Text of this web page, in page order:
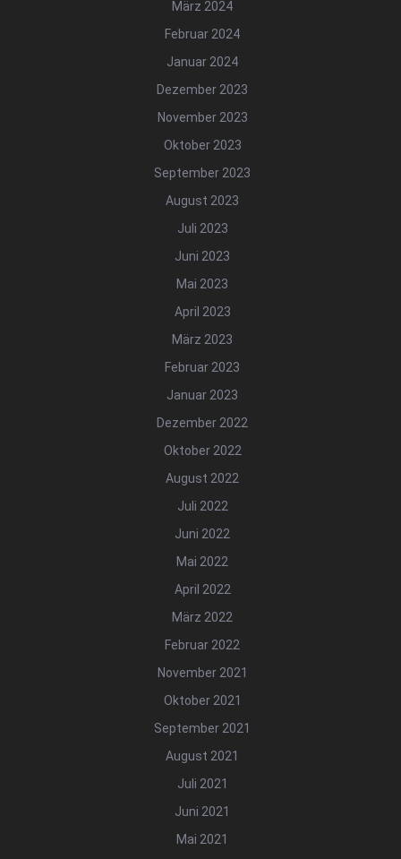
März 2024
Februar 2024
Januar 2024
Dezember 2023
November 2023
Oktober 2023
September 2023
August 2023
Juli 2023
Juni 2023
Mai 2023
April 2023
März 2023
Februar 2023
Januar 2023
Dezember 2022
Oktober 2022
August 2022
Juli 2022
Juni 2022
Mai 2022
April 2022
März 2022
Februar 2022
November 2021
Oktober 2021
September 2021
August 2021
Juli 2021
Juni 2021
Mai 2021